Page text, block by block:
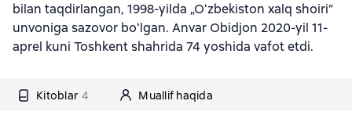
bilan taqdirlangan, 1998-yilda „Oʻzbekiston xalq shoiri“
unvoniga sazovor boʻlgan. Anvar Obidjon 2020-yil 11-
aprel kuni Toshkent shahrida 74 yoshida vafot etdi.
Kitoblar 4 Muallif haqida